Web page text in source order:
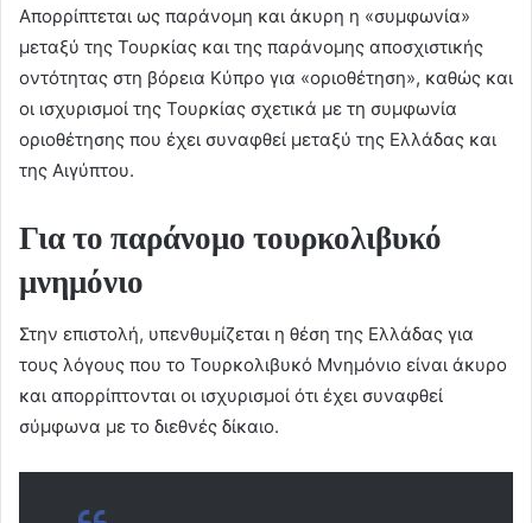
Απορρίπτεται ως παράνομη και άκυρη η «συμφωνία»
μεταξύ της Τουρκίας και της παράνομης αποσχιστικής
οντότητας στη βόρεια Κύπρο για «οριοθέτηση», καθώς και
οι ισχυρισμοί της Τουρκίας σχετικά με τη συμφωνία
οριοθέτησης που έχει συναφθεί μεταξύ της Ελλάδας και
της Αιγύπτου.
Για το παράνομο τουρκολιβυκό
μνημόνιο
Στην επιστολή, υπενθυμίζεται η θέση της Ελλάδας για
τους λόγους που το Τουρκολιβυκό Μνημόνιο είναι άκυρο
και απορρίπτονται οι ισχυρισμοί ότι έχει συναφθεί
σύμφωνα με το διεθνές δίκαιο.